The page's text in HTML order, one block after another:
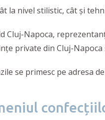
nivel stilistic, cât și
Napoca,
private din Cluj-
se primesc pe adresa